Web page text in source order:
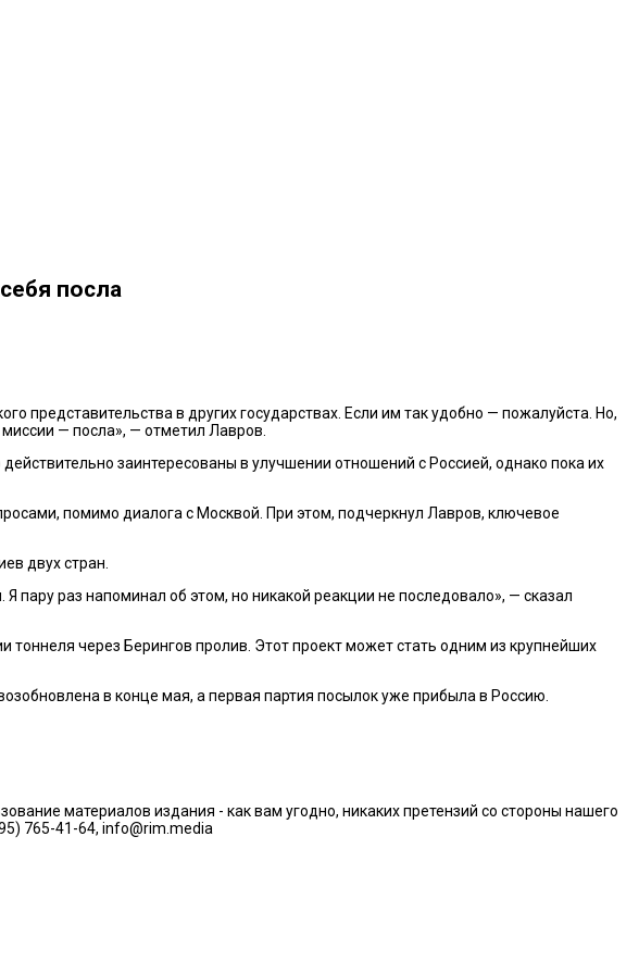
посла
представительства в других государствах. Если им так удобно — пожалуйста. Но,
— посла», — отметил Лавров.
заинтересованы в улучшении отношений с Россией, однако пока их
помимо диалога с Москвой. При этом, подчеркнул Лавров, ключевое
двух стран.
раз напоминал об этом, но никакой реакции не последовало», — сказал
через Берингов пролив. Этот проект может стать одним из крупнейших
в конце мая, а первая партия посылок уже прибыла в Россию.
материалов издания - как вам угодно, никаких претензий со стороны нашего
765-41-64, info@rim.media